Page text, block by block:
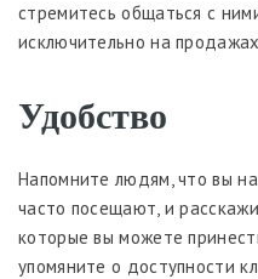
стремитесь общаться с
исключительно на
Удобство
Напомните людям, что вы
часто посещают, и
которые вы можете
упомяните о доступности